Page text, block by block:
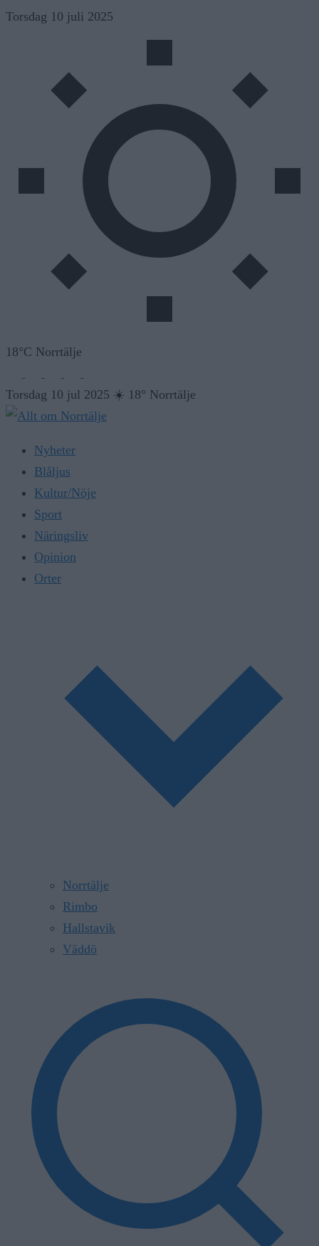
Skip
Torsdag 10 juli 2025
18°C Norrtälje
Torsdag 10 jul 2025 ☀️ 18° Norrtälje
Nyheter
Blåljus
Kultur/Nöje
Sport
Näringsliv
Opinion
Orter
Norrtälje
Rimbo
Hallstavik
Väddö